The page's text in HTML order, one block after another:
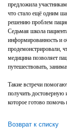
предложила
что стало ещё одним
решению проблем
Седьмая школа
информированность и
продемонстрировали,
медицина позволяет
путешествовать,
Такие встречи
получить достоверную
которое готово помочь
Возврат к списку